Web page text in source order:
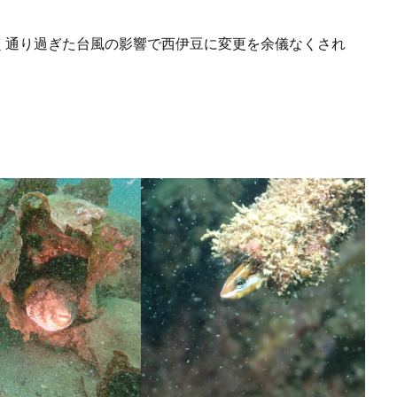
り過ぎた台風の影響で西伊豆に変更を余儀なくされ